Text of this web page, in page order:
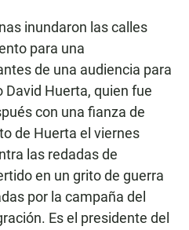
inundaron las calles
para una
de una audiencia para
Huerta, quien fue
con una fianza de
de Huerta el viernes
las redadas de
en un grito de guerra
por la campaña del
Es el presidente del